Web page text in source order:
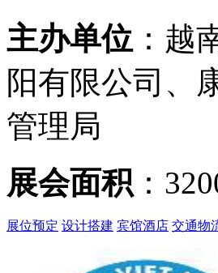
主办单位 ：越
阳有限公司、
管理局
展会面积 ：
展位预定 设计搭建 宾馆酒店 交通物